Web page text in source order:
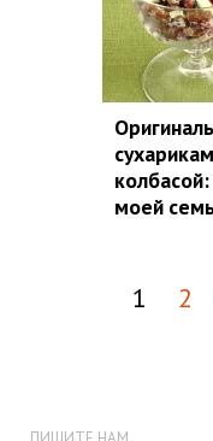
моей
1 2